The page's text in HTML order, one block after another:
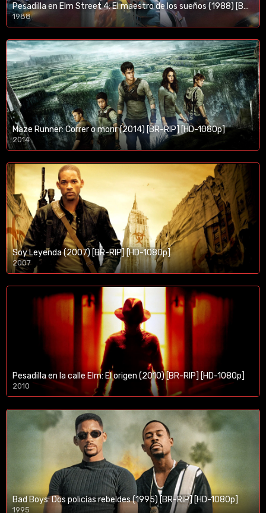
Pesadilla en Elm Street 4: El maestro de los sueños (1988) [BR-RIP] [HD-1080p]
1988
Maze Runner: Correr o morir (2014) [BR-RIP] [HD-1080p]
2014
1080p/720p
Soy Leyenda (2007) [BR-RIP] [HD-1080p]
2007
1080p/720p
Pesadilla en la calle Elm: El origen (2010) [BR-RIP] [HD-1080p]
2010
1080p/720p
Bad Boys: Dos policías rebeldes (1995) [BR-RIP] [HD-1080p]
1995